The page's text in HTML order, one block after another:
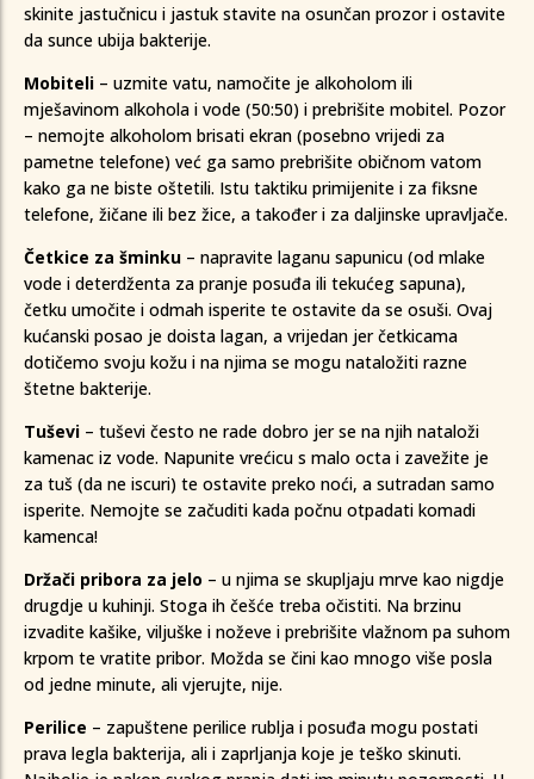
skinite jastučnicu i jastuk stavite na osunčan prozor i ostavite
da sunce ubija bakterije.
Mobiteli – uzmite vatu, namočite je alkoholom ili
mješavinom alkohola i vode (50:50) i prebrišite mobitel. Pozor
– nemojte alkoholom brisati ekran (posebno vrijedi za
pametne telefone) već ga samo prebrišite običnom vatom
kako ga ne biste oštetili. Istu taktiku primijenite i za fiksne
telefone, žičane ili bez žice, a također i za daljinske upravljače.
Četkice za šminku – napravite laganu sapunicu (od mlake
vode i deterdženta za pranje posuđa ili tekućeg sapuna),
četku umočite i odmah isperite te ostavite da se osuši. Ovaj
kućanski posao je doista lagan, a vrijedan jer četkicama
dotičemo svoju kožu i na njima se mogu nataložiti razne
štetne bakterije.
Tuševi – tuševi često ne rade dobro jer se na njih nataloži
kamenac iz vode. Napunite vrećicu s malo octa i zavežite je
za tuš (da ne iscuri) te ostavite preko noći, a sutradan samo
isperite. Nemojte se začuditi kada počnu otpadati komadi
kamenca!
Držači pribora za jelo – u njima se skupljaju mrve kao nigdje
drugdje u kuhinji. Stoga ih češće treba očistiti. Na brzinu
izvadite kašike, viljuške i noževe i prebrišite vlažnom pa suhom
krpom te vratite pribor. Možda se čini kao mnogo više posla
od jedne minute, ali vjerujte, nije.
Perilice – zapuštene perilice rublja i posuđa mogu postati
prava legla bakterija, ali i zaprljanja koje je teško skinuti.